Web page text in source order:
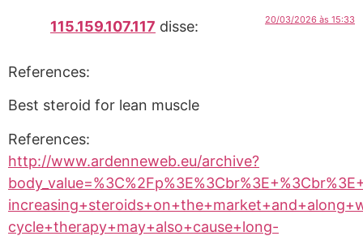
115.159.107.117 disse: 20/03/2026 às 15:33
References:
Best steroid for lean muscle
References:
http://www.ardenneweb.eu/archive?
cycle+therapy+may+also+cause+long-